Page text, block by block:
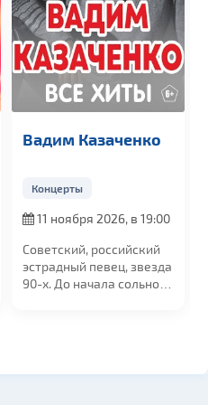
Вадим Казаченко
Концерты
11 ноября 2026, в 19:00
Советский, российский
эстрадный певец, звезда
90-х. До начала сольной